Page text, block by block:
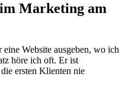
Marketing am
Website ausgeben, wo ich
höre ich oft. Er ist
ersten Klienten nie